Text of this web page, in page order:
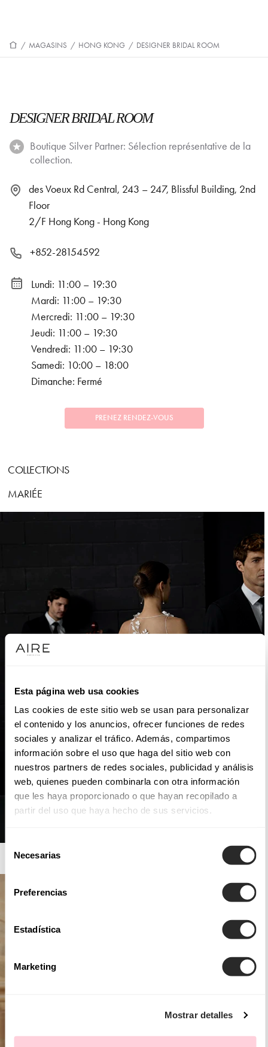
Esta página web usa cookies
Las cookies de este sitio web se usan para personalizar
el contenido y los anuncios, ofrecer funciones de redes
sociales y analizar el tráfico. Además, compartimos
información sobre el uso que haga del sitio web con
nuestros partners de redes sociales, publicidad y análisis
web, quienes pueden combinarla con otra información
que les haya proporcionado o que hayan recopilado a
partir del uso que haya hecho de sus servicios.
Selección
Necesarias
Preferencias
Estadística
Marketing
Mostrar detalles
/ MAGASINS / HONG KONG / DESIGNER BRIDAL ROOM
DESIGNER BRIDAL ROOM
Boutique Silver Partner: Sélection représentative de la
collection.
des Voeux Rd Central, 243 – 247, Blissful Building, 2nd
Floor
2/F Hong Kong - Hong Kong
+852-28154592
Lundi: 11:00 – 19:30
Mardi: 11:00 – 19:30
Mercredi: 11:00 – 19:30
Jeudi: 11:00 – 19:30
Vendredi: 11:00 – 19:30
Samedi: 10:00 – 18:00
Dimanche: Fermé
PRENEZ RENDEZ-VOUS
COLLECTIONS
MARIÉE
AIRE ATELIER